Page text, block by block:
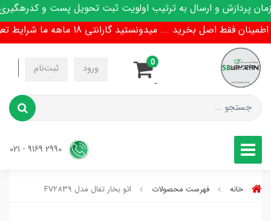
و ارسال به ترتیب اولویت ثبت تحویل پست و کدرهگیری
فقط اصل بخرید ... میدونستید گارانتی 18 ماهه ما شرایط تعویض هم داره !
ورود ثبت‌نام
-
-
0
خانه فهرست محصولات اتو بخار تفال مدل FV2839